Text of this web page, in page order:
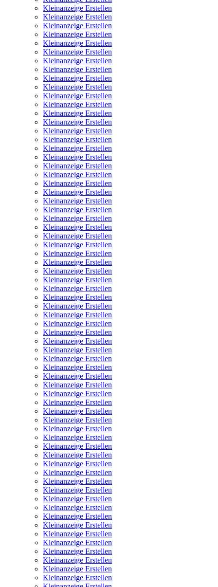
Kleinanzeige Erstellen
Kleinanzeige Erstellen
Kleinanzeige Erstellen
Kleinanzeige Erstellen
Kleinanzeige Erstellen
Kleinanzeige Erstellen
Kleinanzeige Erstellen
Kleinanzeige Erstellen
Kleinanzeige Erstellen
Kleinanzeige Erstellen
Kleinanzeige Erstellen
Kleinanzeige Erstellen
Kleinanzeige Erstellen
Kleinanzeige Erstellen
Kleinanzeige Erstellen
Kleinanzeige Erstellen
Kleinanzeige Erstellen
Kleinanzeige Erstellen
Kleinanzeige Erstellen
Kleinanzeige Erstellen
Kleinanzeige Erstellen
Kleinanzeige Erstellen
Kleinanzeige Erstellen
Kleinanzeige Erstellen
Kleinanzeige Erstellen
Kleinanzeige Erstellen
Kleinanzeige Erstellen
Kleinanzeige Erstellen
Kleinanzeige Erstellen
Kleinanzeige Erstellen
Kleinanzeige Erstellen
Kleinanzeige Erstellen
Kleinanzeige Erstellen
Kleinanzeige Erstellen
Kleinanzeige Erstellen
Kleinanzeige Erstellen
Kleinanzeige Erstellen
Kleinanzeige Erstellen
Kleinanzeige Erstellen
Kleinanzeige Erstellen
Kleinanzeige Erstellen
Kleinanzeige Erstellen
Kleinanzeige Erstellen
Kleinanzeige Erstellen
Kleinanzeige Erstellen
Kleinanzeige Erstellen
Kleinanzeige Erstellen
Kleinanzeige Erstellen
Kleinanzeige Erstellen
Kleinanzeige Erstellen
Kleinanzeige Erstellen
Kleinanzeige Erstellen
Kleinanzeige Erstellen
Kleinanzeige Erstellen
Kleinanzeige Erstellen
Kleinanzeige Erstellen
Kleinanzeige Erstellen
Kleinanzeige Erstellen
Kleinanzeige Erstellen
Kleinanzeige Erstellen
Kleinanzeige Erstellen
Kleinanzeige Erstellen
Kleinanzeige Erstellen
Kleinanzeige Erstellen
Kleinanzeige Erstellen
Kleinanzeige Erstellen